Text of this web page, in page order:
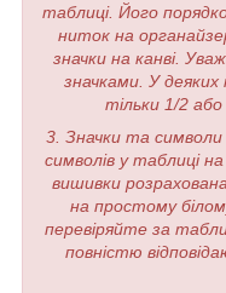
таблиці. Його
ниток на
значки на канві.
значками. У
тільки 1/2 або
3. Значки та символи
символів у таблиці
вишивки
на простому
перевіряйте за
повністю